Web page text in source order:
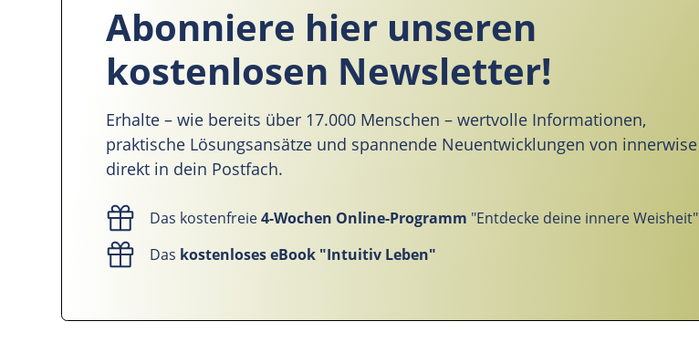
Abonniere hier unseren
kostenlosen Newsletter!
Erhalte – wie bereits über 17.000 Menschen – wertvolle Informationen,
praktische Lösungsansätze und spannende Neuentwicklungen von innerwise
direkt in dein Postfach.
Das kostenfreie4-Wochen Online-Programm "Entdecke deine innere Weisheit"
Das kostenloses eBook "Intuitiv Leben"